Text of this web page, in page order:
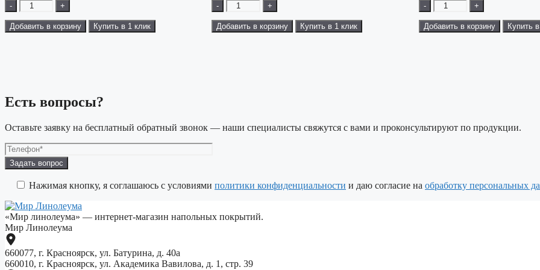
-
+
Добавить в корзину Купить в 1 клик
-
+
Добавить в корзину Купить в 1 клик
-
+
Добавить в корзину Купить
Есть вопросы?
Оставьте заявку на бесплатный обратный звонок — наши специалисты свяжутся с вами и проконсультируют по продукции.
Оставьте
это
поле Нажимая кнопку, я соглашаюсь с условиями политики конфиденциальности и даю согласие на обработку персональных
«Мир линолеума» — интернет-магазин напольных покрытий.
Мир Линолеума
660077, г. Красноярск, ул. Батурина, д. 40а
660010, г. Красноярск, ул. Академика Вавилова, д. 1, стр. 39